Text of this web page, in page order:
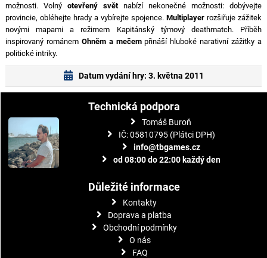
možnosti. Volný otevřený svět nabízí nekonečné možnosti: dobývejte
provincie, obléhejte hrady a vybírejte spojence.Multiplayer rozšiřuje zážitek
novými mapami a režimem Kapitánský týmový deathmatch. Příběh
inspirovaný románem Ohněm a mečempřináší hluboké narativní zážitky a
politické intriky.
Datum vydání hry: 3. května 2011
Technická podpora
Tomáš Buroň
IČ: 05810795 (Plátci DPH)
info@tbgames.cz
od 08:00 do 22:00 každý den
Důležité informace
Kontakty
Doprava a platba
Obchodní podmínky
O nás
FAQ